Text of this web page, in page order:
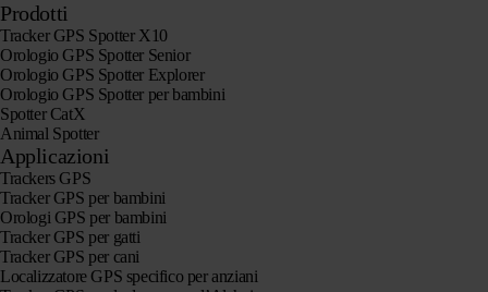
Prodotti
Tracker GPS Spotter X10
Orologio GPS Spotter Senior
Orologio GPS Spotter Explorer
Orologio GPS Spotter per bambini
Spotter CatX
Animal Spotter
Applicazioni
Trackers GPS
Tracker GPS per bambini
Orologi GPS per bambini
Tracker GPS per gatti
Tracker GPS per cani
Localizzatore GPS specifico per anziani